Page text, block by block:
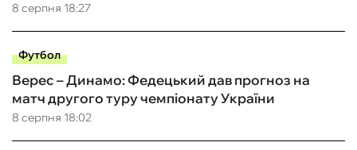
8 серпня 18:27
Футбол
8 серпня 18:02
Верес – Динамо: Федецький дав прогноз на
матч другого туру чемпіонату України